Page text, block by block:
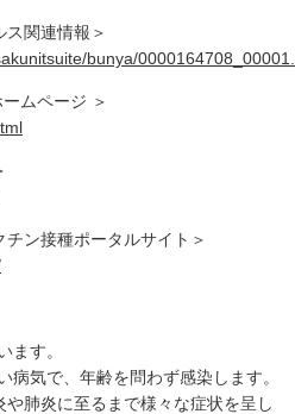
ス関連情報＞
bunya/
ムページ ＞
ン接種ポータルサイト＞
ます。
病気で、年齢を問わず感染します。
肺炎に至るまで様々な症状を呈し